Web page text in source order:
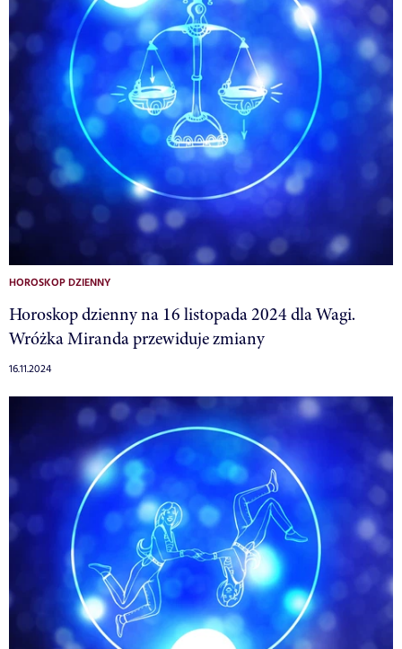
HOROSKOP DZIENNY
Horoskop dzienny na 16 listopada 2024 dla Wagi.
Wróżka Miranda przewiduje zmiany
16.11.2024